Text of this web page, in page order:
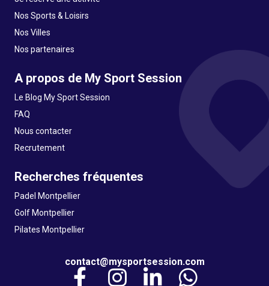
Nos Sports & Loisirs
Nos Villes
Nos partenaires
A propos de My Sport Session
Le Blog My Sport Session
FAQ
Nous contacter
Recrutement
Recherches fréquentes
Padel Montpellier
Golf Montpellier
Pilates Montpellier
contact@mysportsession.com